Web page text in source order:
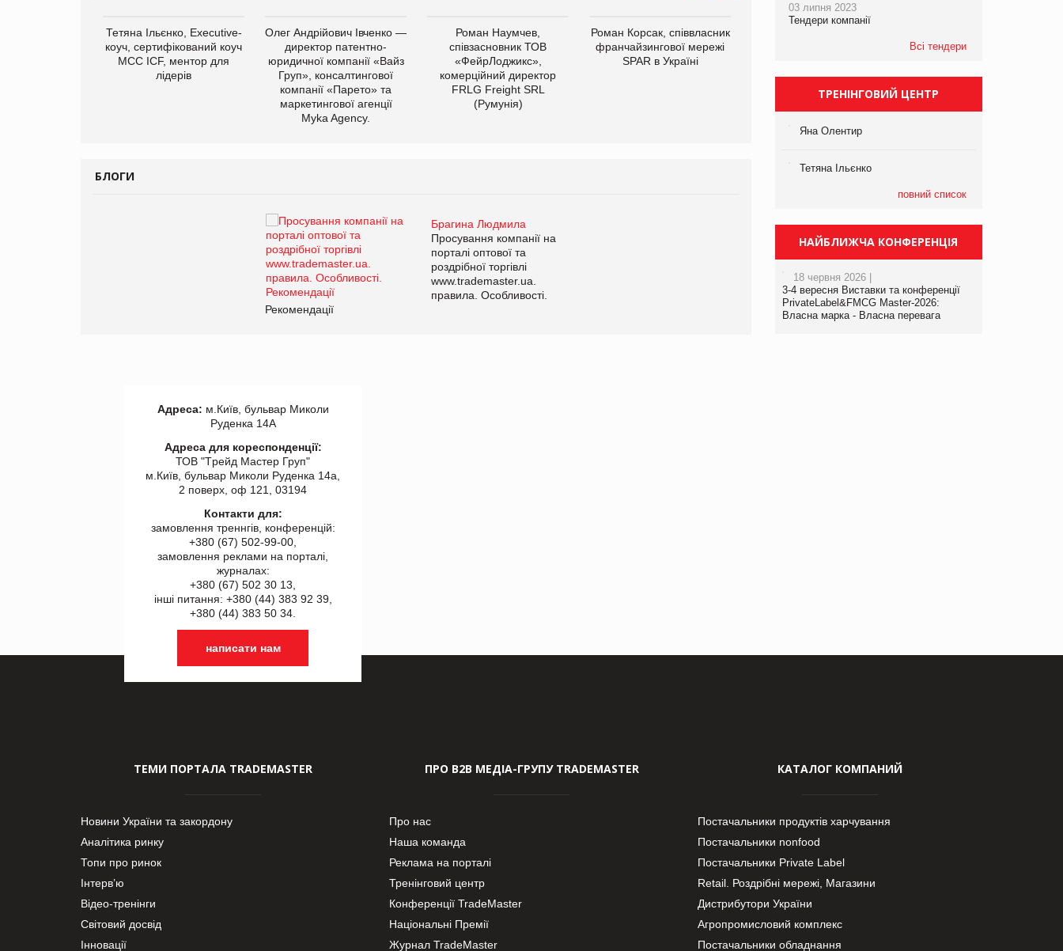
Тетяна Ільєнко, Executive-
коуч, сертифікований коуч
МСС ICF, ментор для
лідерів
Олег Андрійович Івченко —
директор патентно-
юридичної компанії «Вайз
Груп», консалтингової
компанії «Парето» та
маркетингової агенції
Myka Agency.
Роман Наумчев,
співзасновник ТОВ
«ФейрЛоджикс»,
комерційний директор
FRLG Freight SRL
(Румунія)
Роман Корсак, співвласник
франчайзингової мережі
SPAR в Україні
виробництва
компанії «УкраМарин»
БЛОГИ
Брагина Людмила
Просування компанії на
порталі оптової та
роздрібної торгівлі
www.trademaster.ua.
правила. Особливості.
Рекомендації
Брагина Людмила
Просування компанії на
www.trademaster.ua.
правила. Особливості.
03 липня 2023
Тендери компанії
Всі тендери
ТРЕНІНГОВИЙ ЦЕНТР
Яна Олентир
Тетяна Ільєнко
повний список
НАЙБЛИЖЧА КОНФЕРЕНЦІЯ
18 червня 2026 |
3-4 вересня Виставки та конференції
PrivateLabel&FMCG Master-2026:
Власна марка - Власна перевага
Адреса: м.Київ, бульвар Миколи
Руденка 14А
Адреса для кореспонденції:
ТОВ "Tрейд Мастер Груп"
м.Київ, бульвар Миколи Руденка 14а,
2 поверх, оф 121, 03194
Контакти для:
замовлення треннгів, конференцій:
+380 (67) 502-99-00,
замовлення реклами на порталі,
журналах:
+380 (67) 502 30 13,
інші питання: +380 (44) 383 92 39,
+380 (44) 383 50 34.
написати нам
ТЕМИ ПОРТАЛА TRADEMASTER
Новини України та закордону
Аналітика ринку
Топи про ринок
Інтерв’ю
Відео-тренінги
Світовий досвід
Інновації
ПРО В2В МЕДІА-ГРУПУ TRADEMASTER
Про нас
Наша команда
Реклама на порталі
Тренінговий центр
Конференції TradeMaster
Національні Премії
Журнал TradeMaster
КАТАЛОГ КОМПАНИЙ
Постачальники продуктів харчування
Постачальники nonfood
Постачальники Private Label
Retail. Роздрібні мережі, Магазини
Дистрибутори України
Агропромисловий комплекс
Постачальники обладнання